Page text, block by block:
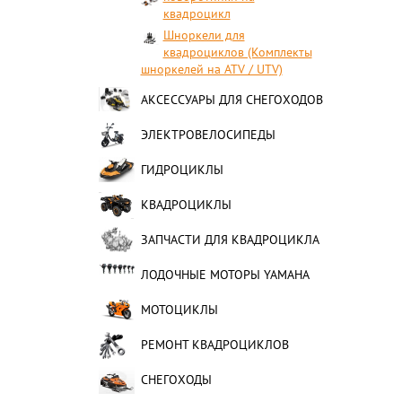
квадроцикл
Шноркели для
квадроциклов (Комплекты
шноркелей на ATV / UTV)
АКСЕССУАРЫ ДЛЯ СНЕГОХОДОВ
ЭЛЕКТРОВЕЛОСИПЕДЫ
ГИДРОЦИКЛЫ
КВАДРОЦИКЛЫ
ЗАПЧАСТИ ДЛЯ КВАДРОЦИКЛА
ЛОДОЧНЫЕ МОТОРЫ YAMAHA
МОТОЦИКЛЫ
РЕМОНТ КВАДРОЦИКЛОВ
СНЕГОХОДЫ